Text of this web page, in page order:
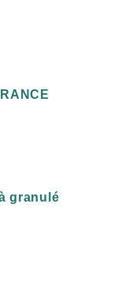
granulé